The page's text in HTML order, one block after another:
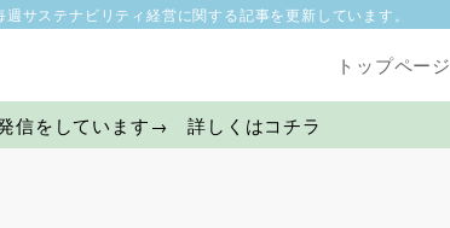
サステナビリティ経営に関する記事を更新しています。
トップページ
信をしています→ 詳しくはコチラ